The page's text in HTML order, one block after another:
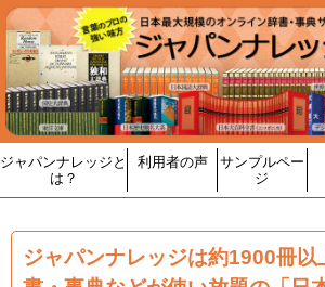
ジャパンナレッジと
は？
利用者の声
サンプルペー
ジ
ジャパンナレッジは約1900冊以